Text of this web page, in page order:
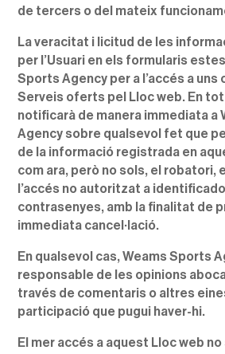
de tercers o del mateix
La veracitat i licitud de les
per l’Usuari en els formularis
Sports Agency per a l’accés a
Serveis oferts pel Lloc web. En tot
notificarà de manera immediata a
Agency sobre qualsevol fet que
de la informació registrada en
com ara, però no sols, el robatori,
l’accés no autoritzat a
contrasenyes, amb la finalitat de
immediata cancel·lació.
En qualsevol cas, Weams Sports
responsable de les opinions
través de comentaris o altres
participació que pugui haver-hi.
El mer accés a aquest Lloc web